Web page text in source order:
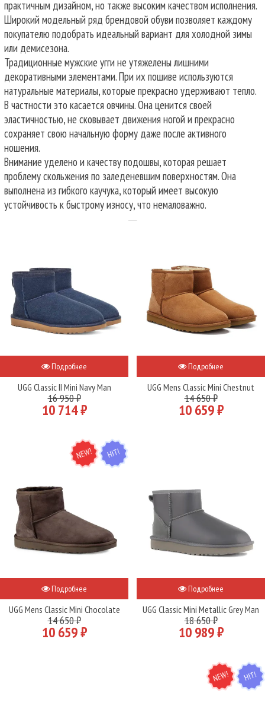
практичным дизайном, но также высоким качеством исполнения.
Широкий модельный ряд брендовой обуви позволяет каждому
покупателю подобрать идеальный вариант для холодной зимы
или демисезона.
Традиционные мужские угги не утяжелены лишними
декоративными элементами. При их пошиве используются
натуральные материалы, которые прекрасно удерживают тепло.
В частности это касается овчины. Она ценится своей
эластичностью, не сковывает движения ногой и прекрасно
сохраняет свою начальную форму даже после активного
ношения.
Внимание уделено и качеству подошвы, которая решает
проблему скольжения по заледеневшим поверхностям. Она
выполнена из гибкого каучука, который имеет высокую
устойчивость к быстрому износу, что немаловажно.
Подробнее
UGG Classic II Mini Navy Man
16 950 ₽
10 714 ₽
Подробнее
UGG Mens Classic Mini Chestnut
14 650 ₽
10 659 ₽
NEW HIT
Подробнее
UGG Mens Classic Mini Chocolate
14 650 ₽
10 659 ₽
Подробнее
UGG Classic Mini Metallic Grey Man
18 650 ₽
10 989 ₽
NEW HIT